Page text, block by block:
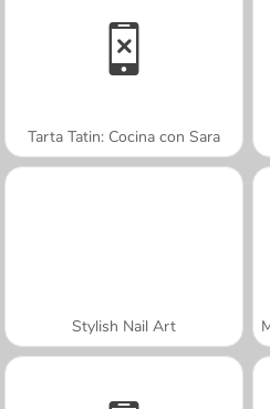
Tarta Tatin: Cocina con Sara
Stylish Nail Art